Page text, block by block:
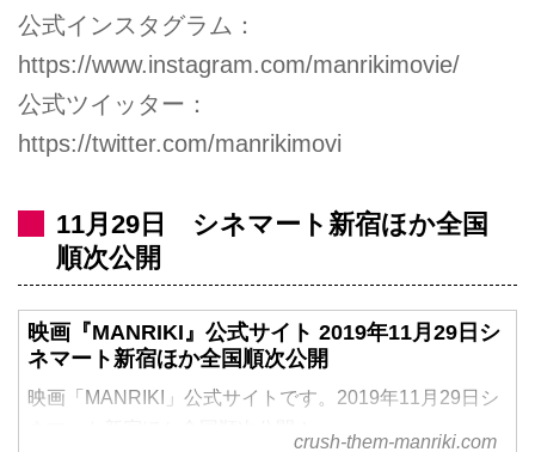
公式インスタグラム：
https://www.instagram.com/manrikimovie/
公式ツイッター：
https://twitter.com/manrikimovi
11月29日 シネマート新宿ほか全国
順次公開
映画『MANRIKI』公式サイト 2019年11月29日シ
ネマート新宿ほか全国順次公開
映画「MANRIKI」公式サイトです。2019年11月29日シ
crush-them-manriki.com